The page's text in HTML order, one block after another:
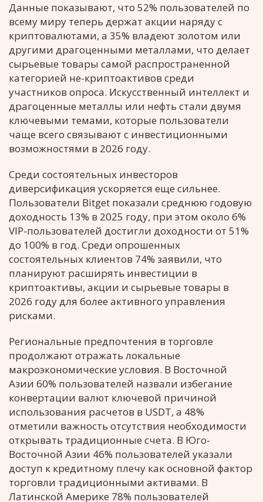
Данные показывают, что 52% пользователей по
всему миру теперь держат акции наряду с
криптовалютами, а 35% владеют золотом или
другими драгоценными металлами, что делает
сырьевые товары самой распространенной
категорией не-криптоактивов среди
участников опроса. Искусственный интеллект и
драгоценные металлы или нефть стали двумя
ключевыми темами, которые пользователи
чаще всего связывают с инвестиционными
возможностями в 2026 году.
Среди состоятельных инвесторов
диверсификация ускоряется еще сильнее.
Пользователи Bitget показали среднюю годовую
доходность 13% в 2025 году, при этом около 6%
VIP-пользователей достигли доходности от 51%
до 100% в год. Среди опрошенных
состоятельных клиентов 74% заявили, что
планируют расширять инвестиции в
криптоактивы, акции и сырьевые товары в
2026 году для более активного управления
рисками.
Региональные предпочтения в торговле
продолжают отражать локальные
макроэкономические условия. В Восточной
Азии 60% пользователей назвали избегание
конвертации валют ключевой причиной
использования расчетов в USDT, а 48%
отметили важность отсутствия необходимости
открывать традиционные счета. В Юго-
Восточной Азии 46% пользователей указали
доступ к кредитному плечу как основной фактор
торговли традиционными активами. В
Латинской Америке 78% пользователей